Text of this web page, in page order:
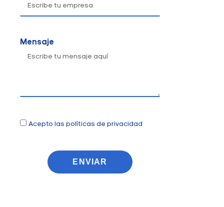
Mensaje
Acepto las políticas de privacidad
ENVIAR